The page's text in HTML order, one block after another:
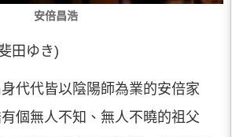
安倍昌浩
田ゆき)
代代皆以陰陽師為業的安倍家
個無人不知、無人不曉的祖父